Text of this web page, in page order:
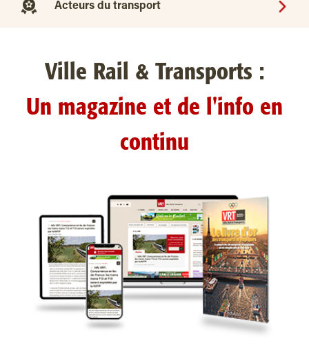
Acteurs du transport
Ville Rail & Transports :
Un magazine et de l'info en
continu